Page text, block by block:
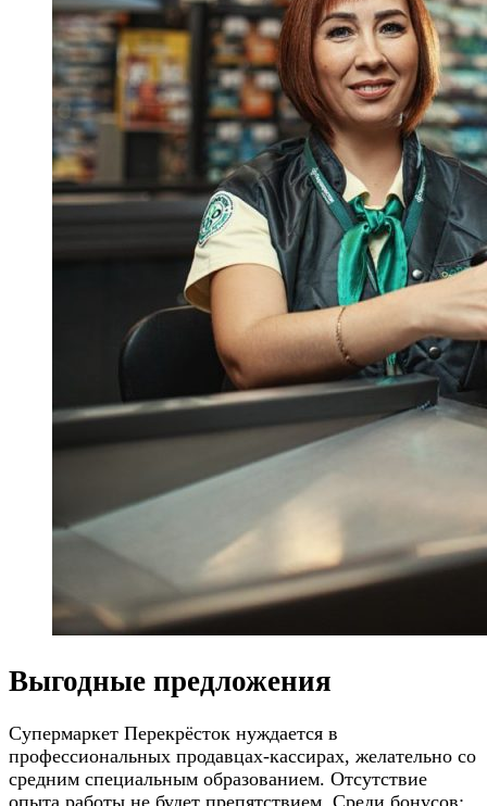
Выгодные предложения
Супермаркет Перекрёсток нуждается в
профессиональных продавцах-кассирах, желательно со
средним специальным образованием. Отсутствие